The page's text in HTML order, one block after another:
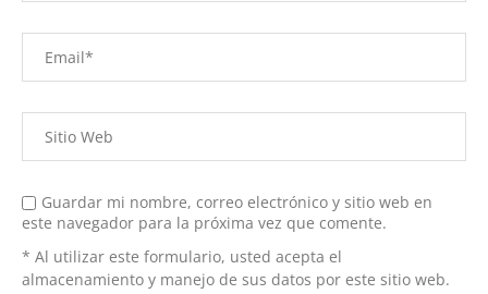
Guardar mi nombre, correo electrónico y sitio web en
este navegador para la próxima vez que comente.
* Al utilizar este formulario, usted acepta el
almacenamiento y manejo de sus datos por este sitio web.